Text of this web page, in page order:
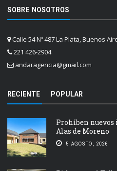
SOBRE NOSOTROS
Calle 54 Nº 487 La Plata, Buenos
221 426-2904
andaragencia@gmail.com
RECIENTE POPULAR
Prohíben nuevos
Alas de Moreno
5 AGOSTO, 2026